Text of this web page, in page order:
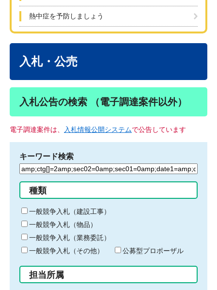
熱中症を予防しましょう
入札・公売
入札公告の検索 （電子調達案件以外）
電子調達案件は、 入札情報公開システムで公告しています
キーワード検索
検
る
キ
ー
ワ
ー
ド
入
力
種類
一般競争入札（建設工事）
一般競争入札（物品）
一般競争入札（業務委託）
一般競争入札（その他）
公募型プロポーザル
担当所属